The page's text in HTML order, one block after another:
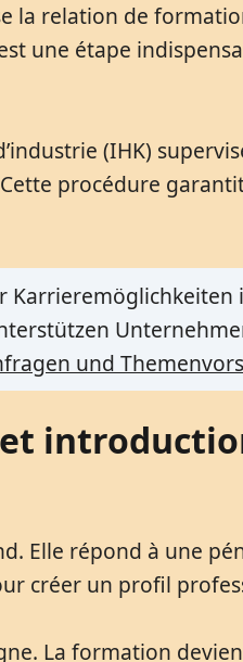
la relation de
une étape
(IHK)
procédure
und
Elle répond à une
créer un profil
La formation